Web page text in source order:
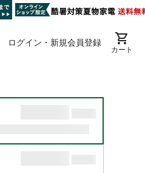
ログイン・新規会員登録
カート